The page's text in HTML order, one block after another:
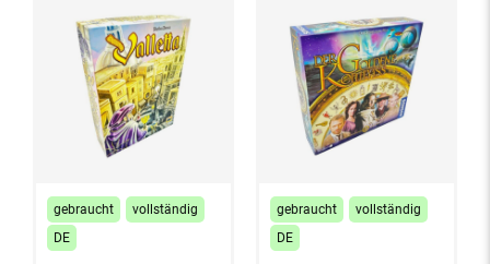
gebraucht
vollständig
DE
gebraucht
vollständig
DE